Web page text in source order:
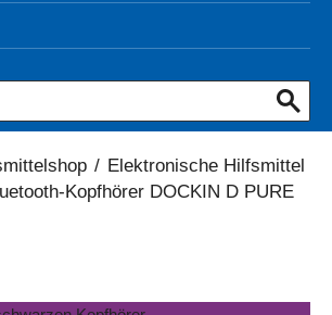
/ Elektronische Hilfsmittel
Kopfhörer DOCKIN D PURE